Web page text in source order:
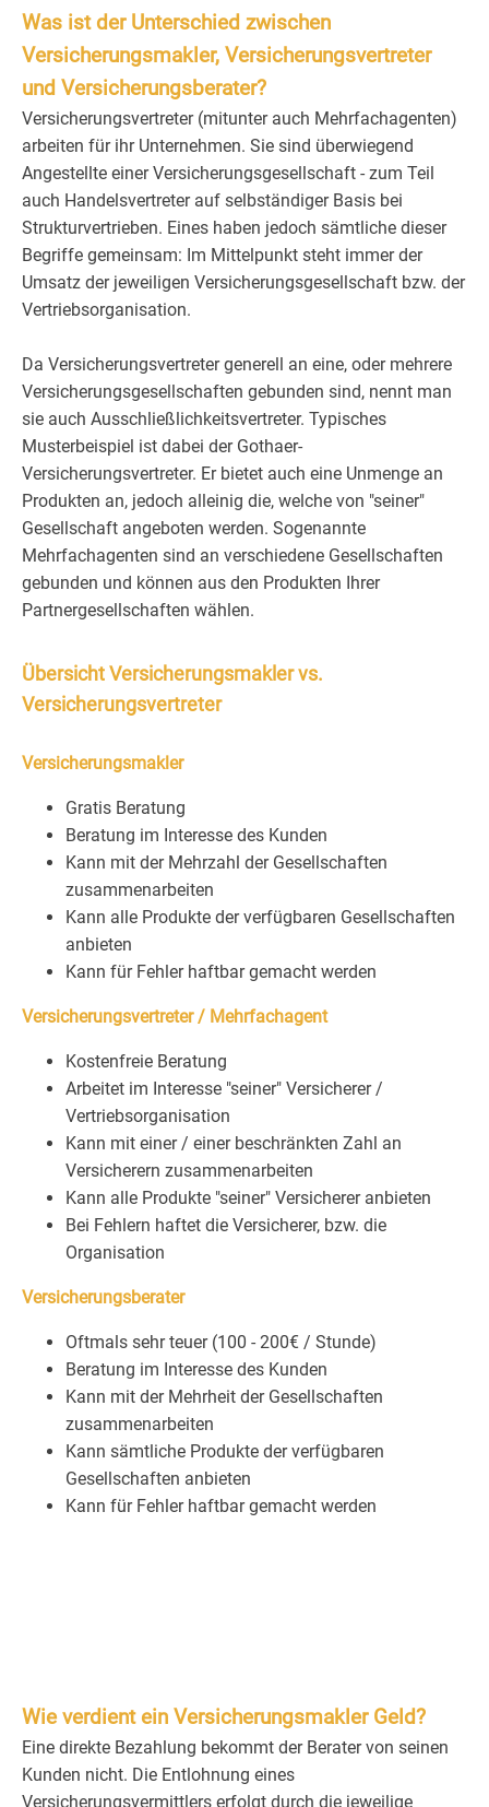
Was ist der Unterschied zwischen
Versicherungsmakler, Versicherungsvertreter
und Versicherungsberater?
Versicherungsvertreter (mitunter auch Mehrfachagenten)
arbeiten für ihr Unternehmen. Sie sind überwiegend
Angestellte einer Versicherungsgesellschaft - zum Teil
auch Handelsvertreter auf selbständiger Basis bei
Strukturvertrieben. Eines haben jedoch sämtliche dieser
Begriffe gemeinsam: Im Mittelpunkt steht immer der
Umsatz der jeweiligen Versicherungsgesellschaft bzw. der
Vertriebsorganisation.
Da Versicherungsvertreter generell an eine, oder mehrere
Versicherungsgesellschaften gebunden sind, nennt man
sie auch Ausschließlichkeitsvertreter. Typisches
Musterbeispiel ist dabei der Gothaer-
Versicherungsvertreter. Er bietet auch eine Unmenge an
Produkten an, jedoch alleinig die, welche von "seiner"
Gesellschaft angeboten werden. Sogenannte
Mehrfachagenten sind an verschiedene Gesellschaften
gebunden und können aus den Produkten Ihrer
Partnergesellschaften wählen.
Übersicht Versicherungsmakler vs.
Versicherungsvertreter
Versicherungsmakler
Gratis Beratung
Beratung im Interesse des Kunden
Kann mit der Mehrzahl der Gesellschaften
zusammenarbeiten
Kann alle Produkte der verfügbaren Gesellschaften
anbieten
Kann für Fehler haftbar gemacht werden
Versicherungsvertreter / Mehrfachagent
Kostenfreie Beratung
Arbeitet im Interesse "seiner" Versicherer /
Vertriebsorganisation
Kann mit einer / einer beschränkten Zahl an
Versicherern zusammenarbeiten
Kann alle Produkte "seiner" Versicherer anbieten
Bei Fehlern haftet die Versicherer, bzw. die
Organisation
Versicherungsberater
Oftmals sehr teuer (100 - 200€ / Stunde)
Beratung im Interesse des Kunden
Kann mit der Mehrheit der Gesellschaften
zusammenarbeiten
Kann sämtliche Produkte der verfügbaren
Gesellschaften anbieten
Kann für Fehler haftbar gemacht werden
Wie verdient ein Versicherungsmakler Geld?
Eine direkte Bezahlung bekommt der Berater von seinen
Kunden nicht. Die Entlohnung eines
Versicherungsvermittlers erfolgt durch die jeweilige